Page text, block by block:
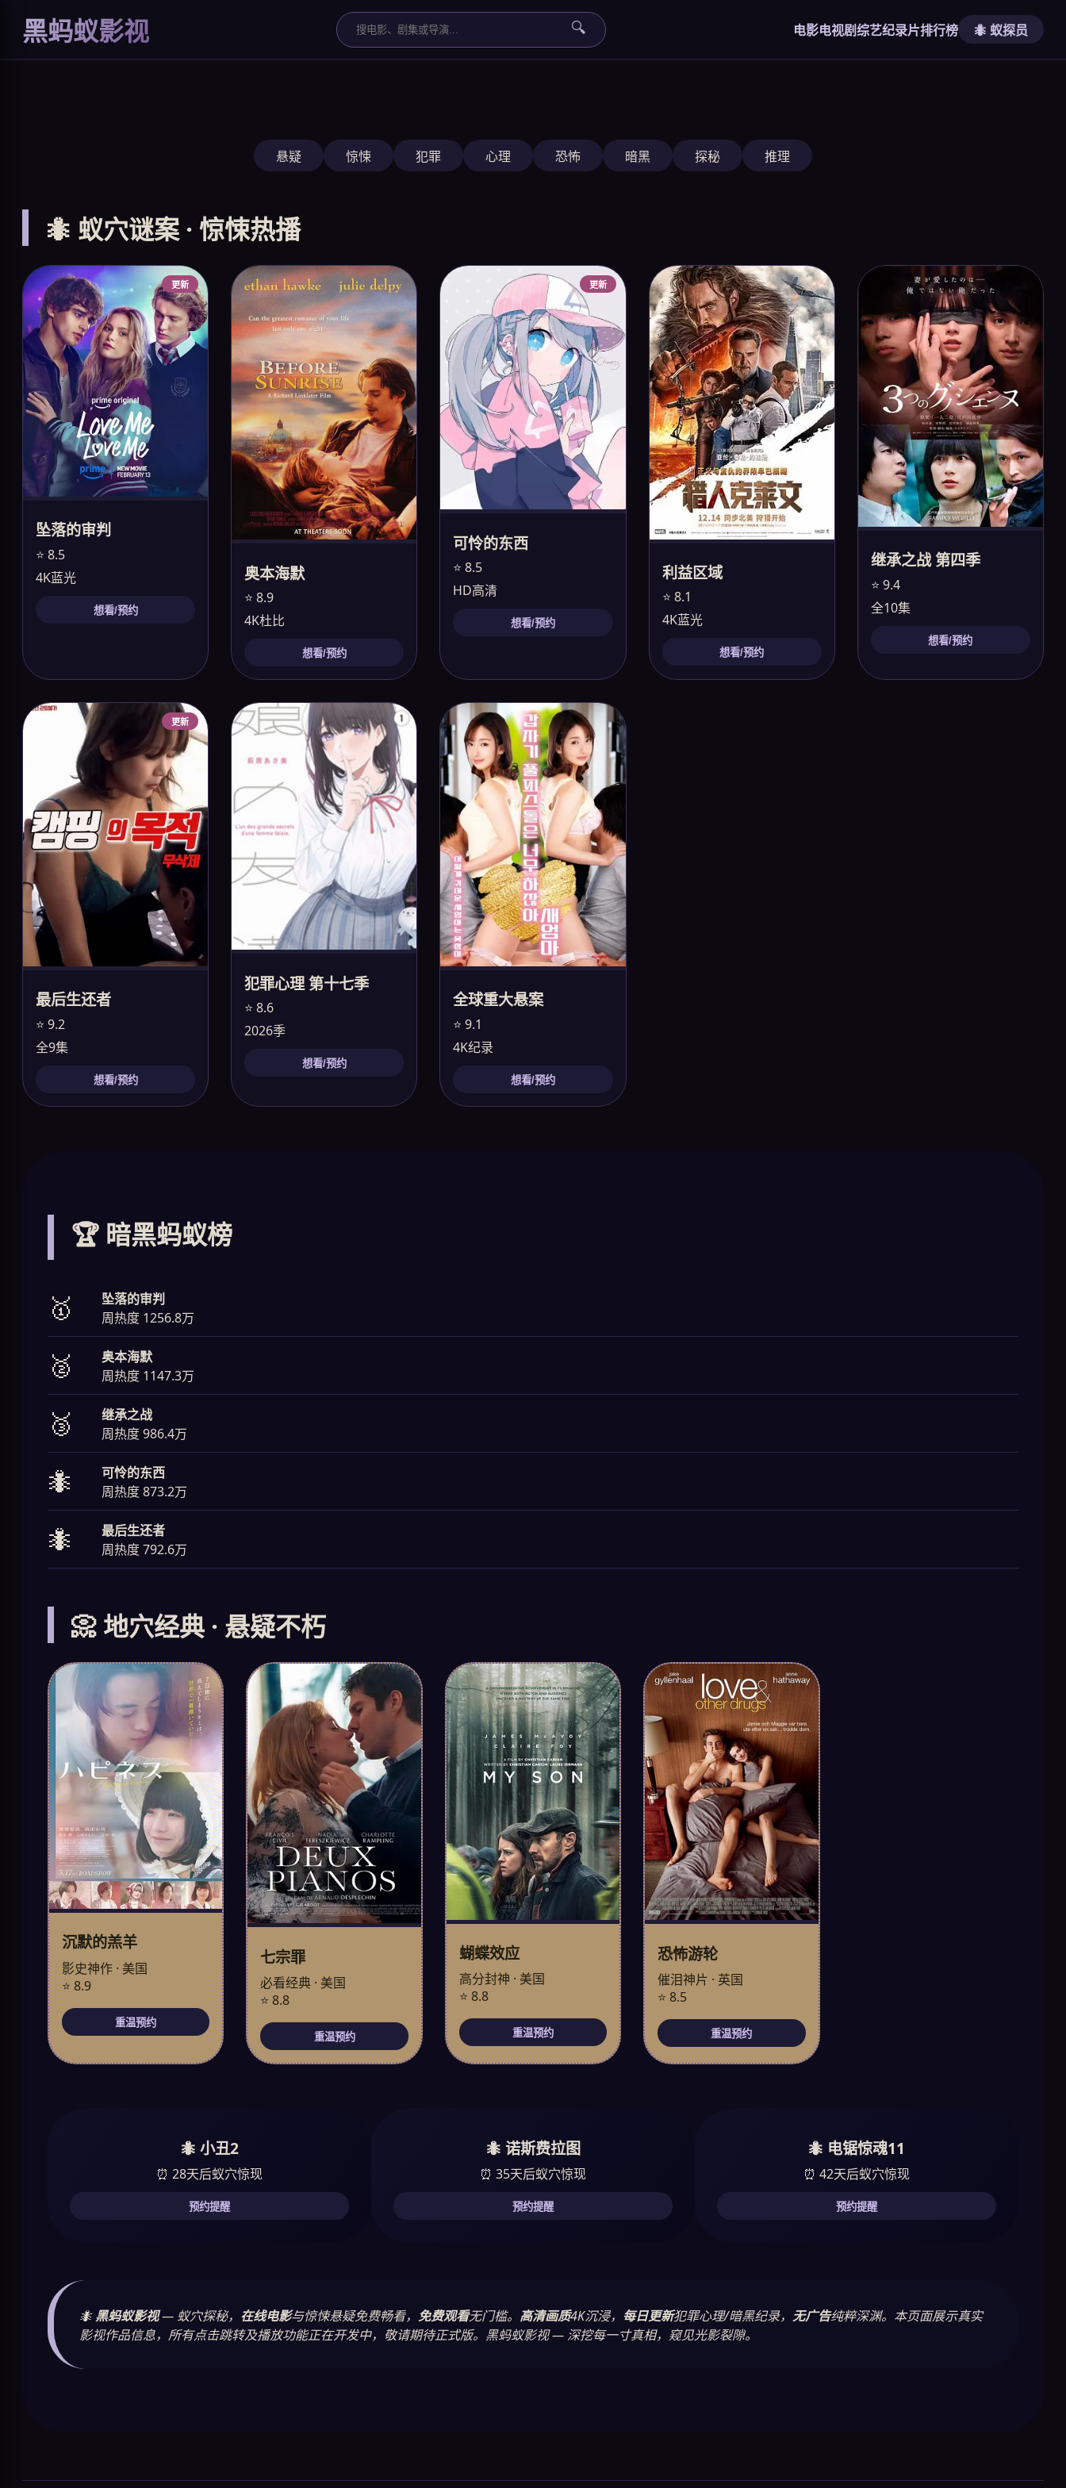
黑蚂蚁影视 🔍 电影电视剧综艺纪录片排行榜 🐜 蚁探员
诺兰巅峰之作
立即观看
悬疑 惊悚 犯罪 心理 恐怖 暗黑 探秘 推理
🐜 蚁穴谜案 · 惊悚热播
更新
坠落的审判
⭐ 8.5
4K蓝光
想看/预约
奥本海默
⭐ 8.9
4K杜比
想看/预约
更新
可怜的东西
⭐ 8.5
HD高清
想看/预约
利益区域
⭐ 8.1
4K蓝光
想看/预约
继承之战 第四季
⭐ 9.4
全10集
想看/预约
更新
最后生还者
⭐ 9.2
全9集
想看/预约
犯罪心理 第十七季
⭐ 8.6
2026季
想看/预约
全球重大悬案
⭐ 9.1
4K纪录
想看/预约
🏆 暗黑蚂蚁榜
🥇
坠落的审判
周热度 1256.8万
🥈
奥本海默
周热度 1147.3万
🥉
继承之战
周热度 986.4万
🐜
可怜的东西
周热度 873.2万
🐜
最后生还者
周热度 792.6万
📀 地穴经典 · 悬疑不朽
沉默的羔羊
影史神作 · 美国
⭐ 8.9
重温预约
七宗罪
必看经典 · 美国
⭐ 8.8
重温预约
蝴蝶效应
高分封神 · 美国
⭐ 8.8
重温预约
恐怖游轮
催泪神片 · 英国
⭐ 8.5
重温预约
🐜 小丑2
⏰ 28天后蚁穴惊现
预约提醒
🐜 诺斯费拉图
⏰ 35天后蚁穴惊现
预约提醒
🐜 电锯惊魂11
⏰ 42天后蚁穴惊现
预约提醒
🐜黑蚂蚁影视— 蚁穴探秘， 在线电影与惊悚悬疑免费畅看， 免费观看无门槛。 高清画质4K沉浸， 每日更新犯罪心理/暗黑纪录， 无广告纯粹深渊。本页面展示真实
影视作品信息，所有点击跳转及播放功能正在开发中，敬请期待正式版。黑蚂蚁影视 — 深挖每一寸真相，窥见光影裂隙。